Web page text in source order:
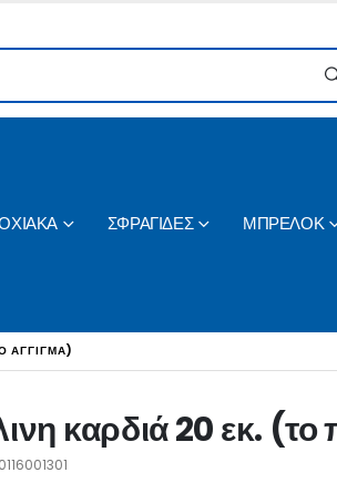
ΣΦΡΑΓΙΔΕΣ ΜΠΡΕΛΟΚ
ΆΓΓΙΓΜΑ)
καρδιά 20 εκ.
0116001301